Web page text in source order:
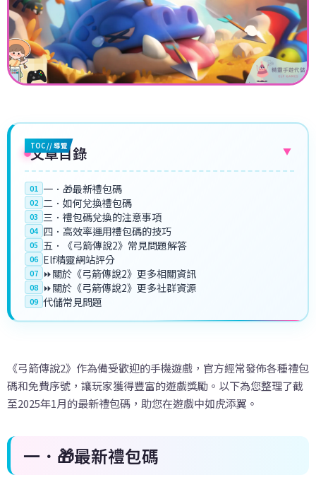
TOC // 導覽
文章目錄 ▼
01 一．🎁最新禮包碼
02 二．如何兌換禮包碼
03 三．禮包碼兌換的注意事項
04 四．高效率運用禮包碼的技巧
05 五．《弓箭傳說2》常見問題解答
06 Elf精靈網站評分
07 ⏩關於《弓箭傳說2》更多相關資訊
08 ⏩關於《弓箭傳說2》更多社群資源
09 代儲常見問題
《弓箭傳說2》作為備受歡迎的手機遊戲，官方經常發佈各種禮包
碼和免費序號，讓玩家獲得豐富的遊戲獎勵。以下為您整理了截
至2025年1月的最新禮包碼，助您在遊戲中如虎添翼。
一．🎁最新禮包碼